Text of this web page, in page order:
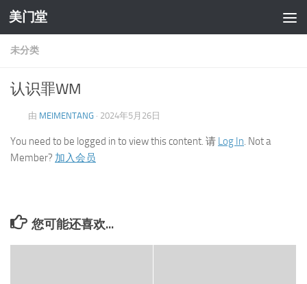
跳至内容
美门堂
未分类
认识罪WM
由 MEIMENTANG · 2024年5月26日
You need to be logged in to view this content. 请 Log In. Not a
Member? 加入会员
您可能还喜欢...